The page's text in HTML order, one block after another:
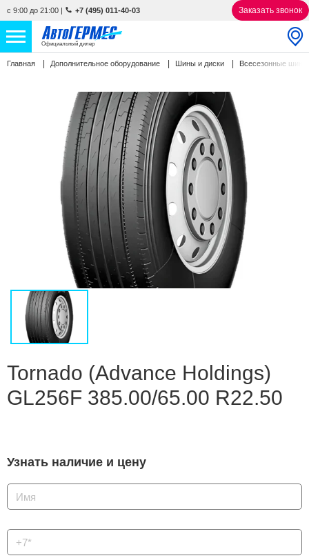
с 9:00 до 21:00 | +7 (495) 011-40-03 Заказать звонок
Официальный дилер
НОВЫЕ АВТОМОБИЛИ 4859 авто
С ПРОБЕГОМ 860 авто
О КОМПАНИИ
КОНТАКТЫ
Избранное
Сравнение
Личный кабинет
Главная Дополнительное оборудование Шины и диски Всесезонные
Tornado (Advance Holdings)
GL256F 385.00/65.00 R22.50
Узнать наличие и цену